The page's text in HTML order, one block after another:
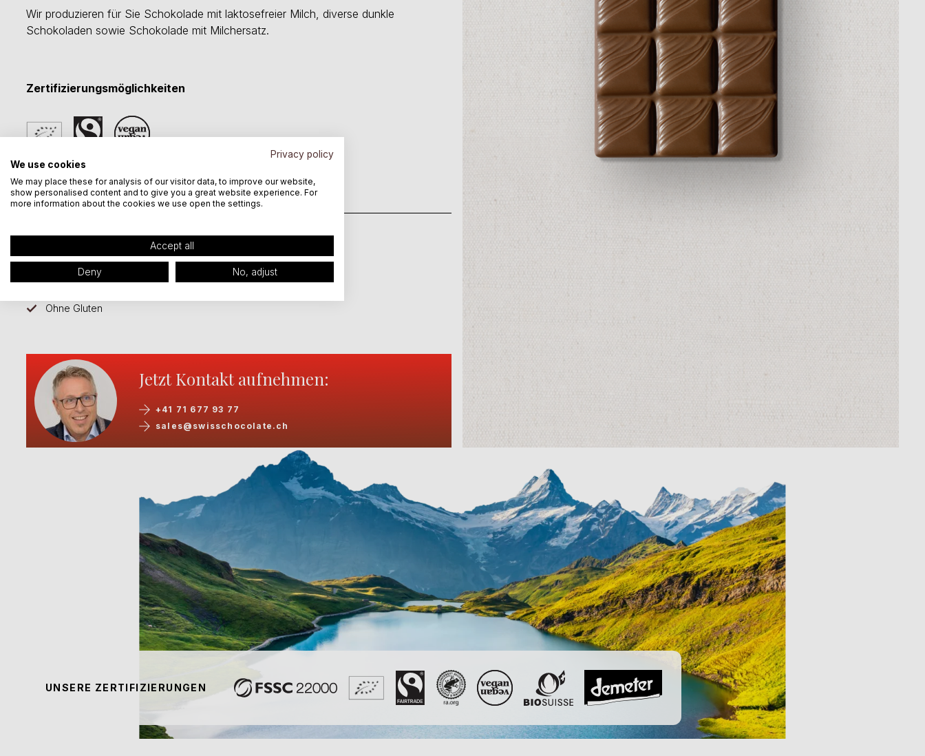
Wir produzieren für Sie Schokolade mit laktosefreier Milch, diverse dunkle
Schokoladen sowie Schokolade mit Milchersatz.
Zertifizierungsmöglichkeiten
Merkmale Produktebeispiele (PDF’s)
Hergestellt in der Schweiz
Massgeschneiderte Rezepturen
Ohne GVO
Ohne Gluten
Ohne Soja
Ohne Palmöl
DOCUMENT , 0.1 MB
Jetzt Kontakt aufnehmen:
+41 71 677 93 77
sales@swisschocolate.ch
UNSERE ZERTIFIZIERUNGEN
Privacy policy
We use cookies
We may place these for analysis of our visitor data, to improve our website,
show personalised content and to give you a great website experience. For
more information about the cookies we use open the settings.
Accept all
Deny No, adjust